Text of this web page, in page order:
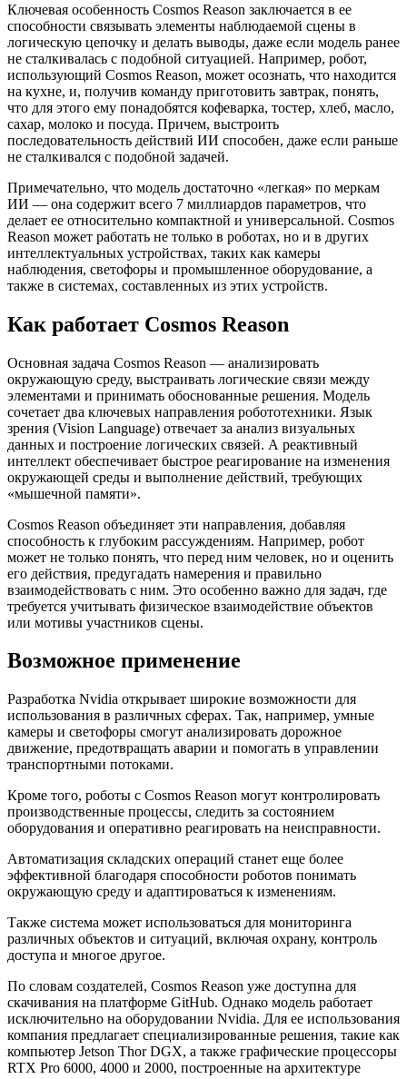
Ключевая особенность Cosmos Reason заключается в ее
способности связывать элементы наблюдаемой сцены в
логическую цепочку и делать выводы, даже если модель ранее
не сталкивалась с подобной ситуацией. Например, робот,
использующий Cosmos Reason, может осознать, что находится
на кухне, и, получив команду приготовить завтрак, понять,
что для этого ему понадобятся кофеварка, тостер, хлеб, масло,
сахар, молоко и посуда. Причем, выстроить
последовательность действий ИИ способен, даже если раньше
не сталкивался с подобной задачей.
Примечательно, что модель достаточно «легкая» по меркам
ИИ — она содержит всего 7 миллиардов параметров, что
делает ее относительно компактной и универсальной. Cosmos
Reason может работать не только в роботах, но и в других
интеллектуальных устройствах, таких как камеры
наблюдения, светофоры и промышленное оборудование, а
также в системах, составленных из этих устройств.
Как работает Cosmos Reason
Основная задача Cosmos Reason — анализировать
окружающую среду, выстраивать логические связи между
элементами и принимать обоснованные решения. Модель
сочетает два ключевых направления робототехники. Язык
зрения (Vision Language) отвечает за анализ визуальных
данных и построение логических связей. А реактивный
интеллект обеспечивает быстрое реагирование на изменения
окружающей среды и выполнение действий, требующих
«мышечной памяти».
Cosmos Reason объединяет эти направления, добавляя
способность к глубоким рассуждениям. Например, робот
может не только понять, что перед ним человек, но и оценить
его действия, предугадать намерения и правильно
взаимодействовать с ним. Это особенно важно для задач, где
требуется учитывать физическое взаимодействие объектов
или мотивы участников сцены.
Возможное применение
Разработка Nvidia открывает широкие возможности для
использования в различных сферах. Так, например, умные
камеры и светофоры смогут анализировать дорожное
движение, предотвращать аварии и помогать в управлении
транспортными потоками.
Кроме того, роботы с Cosmos Reason могут контролировать
производственные процессы, следить за состоянием
оборудования и оперативно реагировать на неисправности.
Автоматизация складских операций станет еще более
эффективной благодаря способности роботов понимать
окружающую среду и адаптироваться к изменениям.
Также система может использоваться для мониторинга
различных объектов и ситуаций, включая охрану, контроль
доступа и многое другое.
По словам создателей, Cosmos Reason уже доступна для
скачивания на платформе GitHub. Однако модель работает
исключительно на оборудовании Nvidia. Для ее использования
компания предлагает специализированные решения, такие как
компьютер Jetson Thor DGX, а также графические процессоры
RTX Pro 6000, 4000 и 2000, построенные на архитектуре